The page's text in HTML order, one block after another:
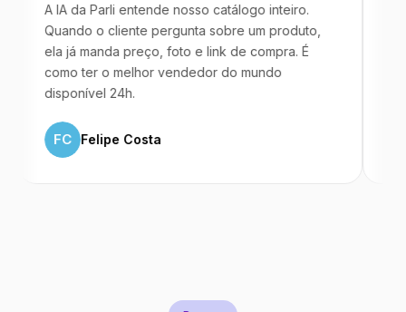
IA da Parli entende nosso catálogo inteiro.
o cliente pergunta sobre um produto,
já manda preço, foto e link de compra. É
ter o melhor vendedor do mundo
24h.
Felipe Costa